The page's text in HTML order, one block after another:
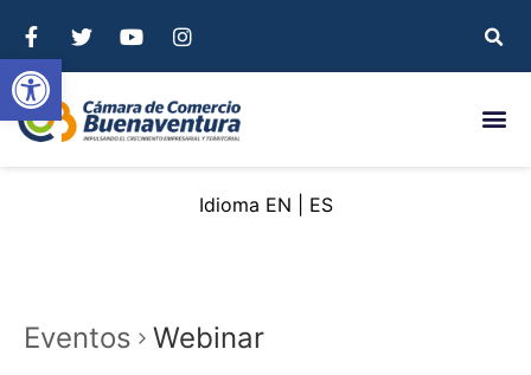
Abrir barra de herramientas
EN ES
Eventos Webinar